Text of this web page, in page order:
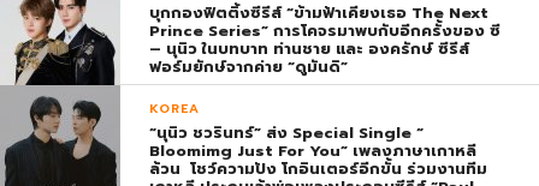
บุกกองฟิตติ้งซีรีส์ “ข้ามฟ้าเคียงเธอ The Next
Prince Series” การโคจรมาพบกับอีกครั้งของ ซี
– นุนิว ในบทบาท ท่านชาย และ องครักษ์ ซีรีส์
ฟอร์มยักษ์จากค่าย “ดูมันดิ”
KOREA
“นุนิว ชวรินทร์” ส่ง Special Single “
Bloomimg Just For You” เพลงภาษาเกาหลี
ล้วน โชว์ความปัง โกอินเตอร์อีกขั้น ร่วมงานทีม